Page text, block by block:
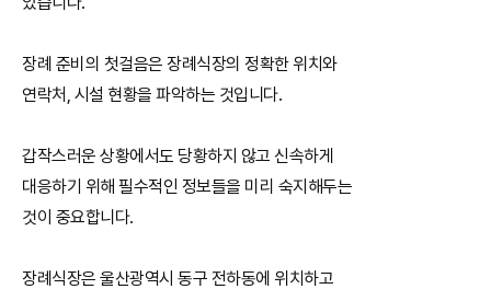
장례 준비의 첫걸음은 장례식장의 정확한 위치와
연락처, 시설 현황을 파악하는 것입니다.
갑작스러운 상황에서도 당황하지 않고 신속하게
대응하기 위해 필수적인 정보들을 미리 숙지해두는
것이 중요합니다.
장례식장은 울산광역시 동구 전하동에 위치하고